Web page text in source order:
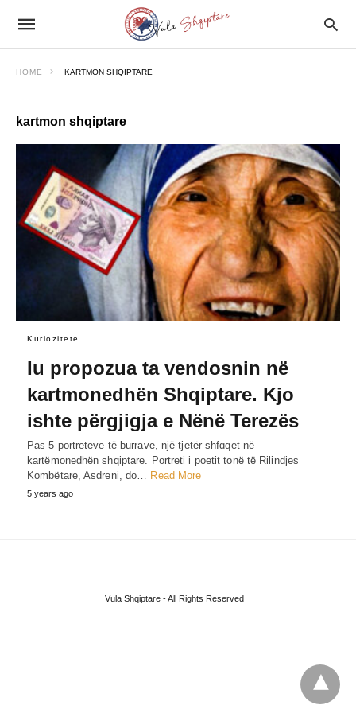
HOME KARTMON SHQIPTARE
kartmon shqiptare
Kuriozitete
Iu propozua ta vendosnin në
kartmonedhën Shqiptare. Kjo
ishte përgjigja e Nënë Terezës
Pas 5 portreteve të burrave, një tjetër shfɑqet në
kartëmonedhën shqiptare. Portreti i poetit tonë të Rilindjes
Kombëtare, Asdreni, do… Read More
5 years ago
Vula Shqiptare - All Rights Reserved